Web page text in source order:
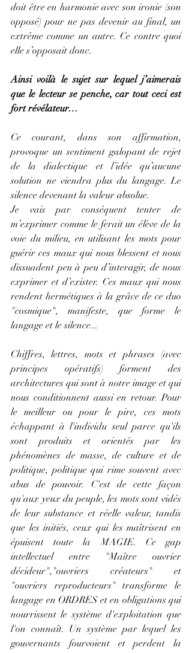
doit être en harmonie avec son ironie (son
opposé) pour ne pas devenir au final, un
extrême comme un autre. Ce contre quoi
elle s’opposait donc.
Ainsi voilà le sujet sur lequel j’aimerais
que le lecteur se penche, car tout ceci est
fort révélateur…
Ce courant, dans son affirmation,
provoque un sentiment galopant de rejet
de la dialectique et l’idée qu’aucune
solution ne viendra plus du langage. Le
silence devenant la valeur absolue.
Je vais par conséquent tenter de
m’exprimer comme le ferait un élève de la
voie du milieu, en utilisant les mots pour
guérir ces maux qui nous blessent et nous
dissuadent peu à peu d’interagir, de nous
exprimer et d’exister. Ces maux qui nous
rendent hermétiques à la grâce de ce duo
"cosmique", manifeste, que forme le
langage et le silence...
Chiffres, lettres, mots et phrases (avec
principes opératifs) forment des
architectures qui sont à notre image et qui
nous conditionnent aussi en retour. Pour
le meilleur ou pour le pire, ces mots
échappant à l'individu seul parce qu'ils
sont produits et orientés par les
phénomènes de masse, de culture et de
politique, politique qui rime souvent avec
abus de pouvoir. C'est de cette façon
qu'aux yeux du peuple, les mots sont vidés
de leur substance et réelle valeur, tandis
que les initiés, ceux qui les maîtrisent en
épuisent toute la MAGIE. Ce gap
intellectuel entre "Maître ouvrier
décideur","ouvriers créateurs" et
"ouvriers reproducteurs" transforme le
langage en ORDRES et en obligations qui
nourrissent le système d'exploitation que
l'on connaît. Un système par lequel les
gouvernants fourvoient et perdent la